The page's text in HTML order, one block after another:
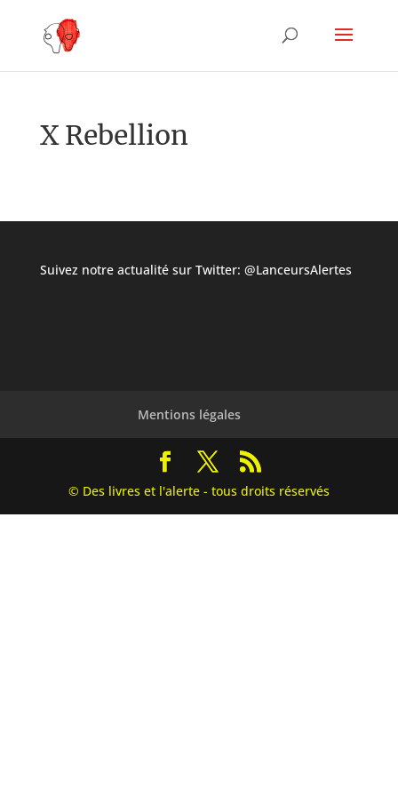
X Rebellion
Suivez notre actualité sur Twitter: @LanceursAlertes
Mentions légales
© Des livres et l'alerte - tous droits réservés